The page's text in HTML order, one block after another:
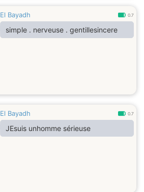
El Bayadh 0.7
simple . nerveuse . gentillesincere
El Bayadh 0.7
JEsuis unhomme sérieuse